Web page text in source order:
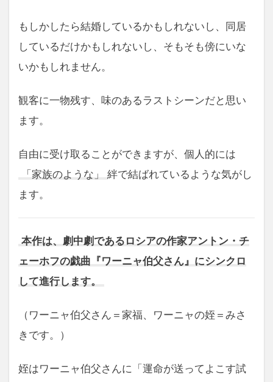
もしかしたら結婚しているかもしれないし、同居
しているだけかもしれないし、そもそも傍にいな
いかもしれません。
観客に一物残す、味のあるラストシーンだと思い
ます。
自由に受け取ることができますが、個人的には
「家族のような」 絆で結ばれているような気がし
ます。
本作は、劇中劇であるロシアの作家アントン・チ
ェーホフの戯曲『ワーニャ伯父さん』にシンクロ
して進行します。
（ワーニャ伯父さん＝家福、ワーニャの姪＝みさ
きです。）
姪はワーニャ伯父さんに「運命が送ってよこす試